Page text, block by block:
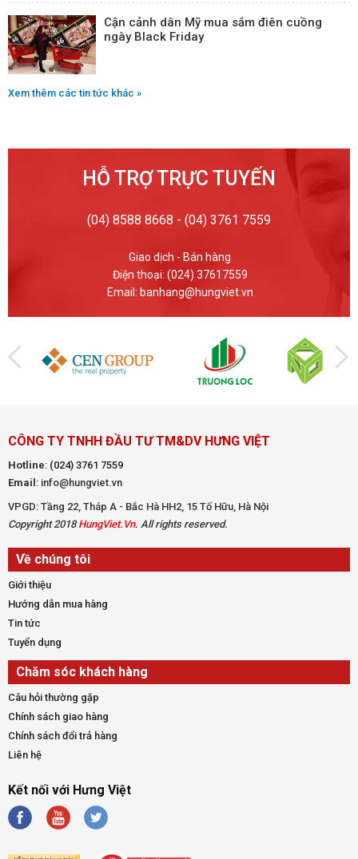
Cận cảnh dân Mỹ mua sắm điên cuồng
ngày Black Friday
Xem thêm các tin tức khác »
HỖ TRỢ TRỰC TUYẾN
(04) 8588 8668 - (04) 3761 7559
Giao dịch - Bán hàng
Điện thoại: (024) 37617559
Email: banhang@hungviet.vn
CÔNG TY TNHH ĐẦU TƯ TM&DV HƯNG VIỆT
Hotline: (024) 3761 7559
Email : info@hungviet.vn
VPGD: Tầng 22, Tháp A - Bắc Hà HH2, 15 Tố Hữu, Hà Nội
Copyright 2018HungViet.Vn. All rights reserved.
Về chúng tôi
Giới thiệu
Hướng dẫn mua hàng
Tin tức
Tuyển dụng
Chăm sóc khách hàng
Câu hỏi thường gặp
Chính sách giao hàng
Chính sách đổi trả hàng
Liên hệ
Kết nối với Hưng Việt